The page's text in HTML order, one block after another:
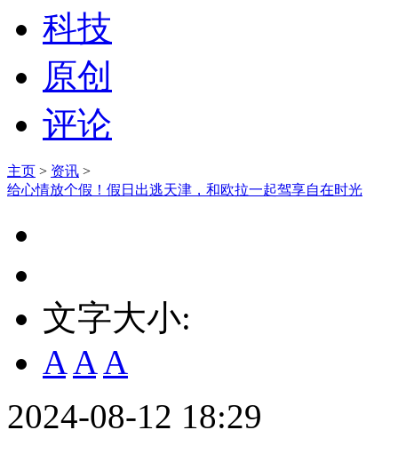
科技
原创
评论
主页 > 资讯 >
给心情放个假！假日出逃天津，和欧拉一起驾享自在时光
文字大小:
A A A
2024-08-12 18:29